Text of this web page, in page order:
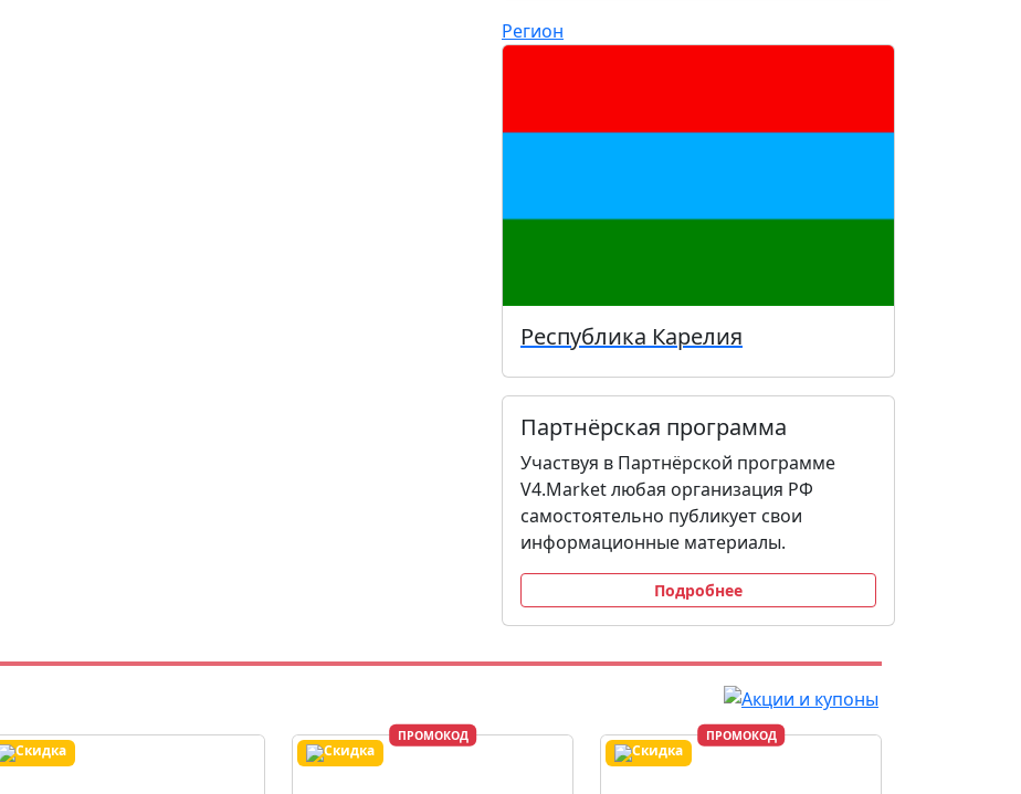
Регион
Республика Карелия
Партнёрская программа
Участвуя в Партнёрской программе
V4.Market любая организация РФ
самостоятельно публикует свои
информационные материалы.
Подробнее
ПРОМОКОД ПРОМОКОД